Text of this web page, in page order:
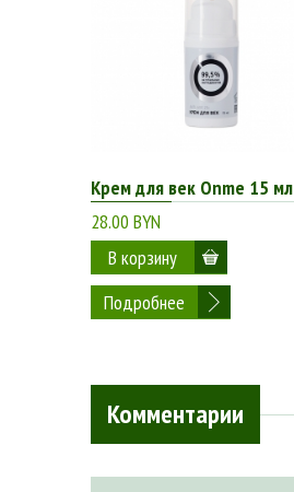
Крем для век Onme 15 мл
28.00 BYN
Подробнее
Комментарии